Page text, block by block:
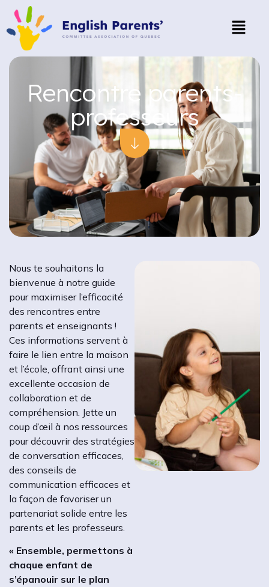
Rencontre parents-
professeurs
Nous te souhaitons la
bienvenue à notre guide
pour maximiser l’efficacité
des rencontres entre
parents et enseignants !
Ces informations servent à
faire le lien entre la maison
et l’école, offrant ainsi une
excellente occasion de
collaboration et de
compréhension. Jette un
coup d’œil à nos ressources
pour découvrir des stratégies
de conversation efficaces,
des conseils de
communication efficaces et
la façon de favoriser un
partenariat solide entre les
parents et les professeurs.
« Ensemble, permettons à
chaque enfant de
s’épanouir sur le plan